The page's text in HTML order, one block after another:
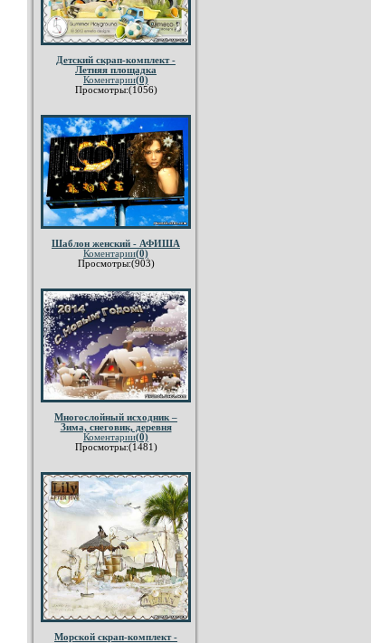
Детский скрап-комплект -
Летняя площадка
Коментарии(0)
Просмотры:(1056)
Шаблон женский - АФИША
Коментарии(0)
Просмотры:(903)
Многослойный исходник –
Зима, снеговик, деревня
Коментарии(0)
Просмотры:(1481)
Морской скрап-комплект -